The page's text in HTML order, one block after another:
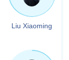
Liu Xiaoming